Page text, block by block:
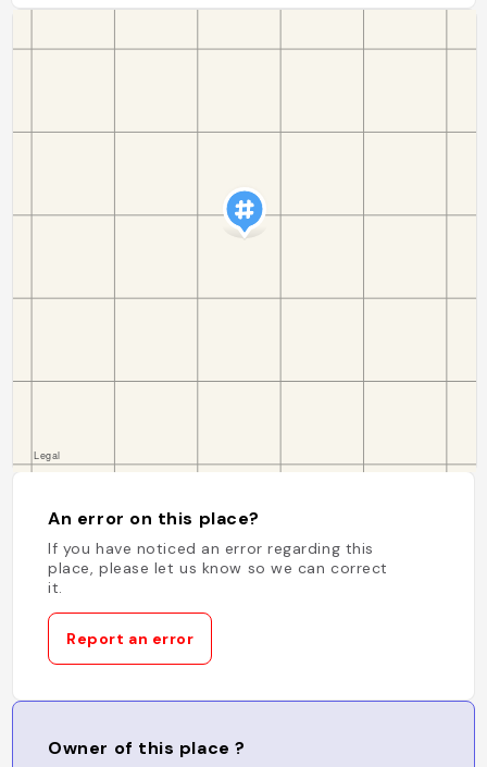
An error on this place?
If you have noticed an error regarding this
place, please let us know so we can correct
it.
Report an error
Owner of this place ?